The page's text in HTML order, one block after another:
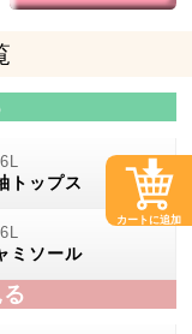
トップス
ミソール
カートに追加